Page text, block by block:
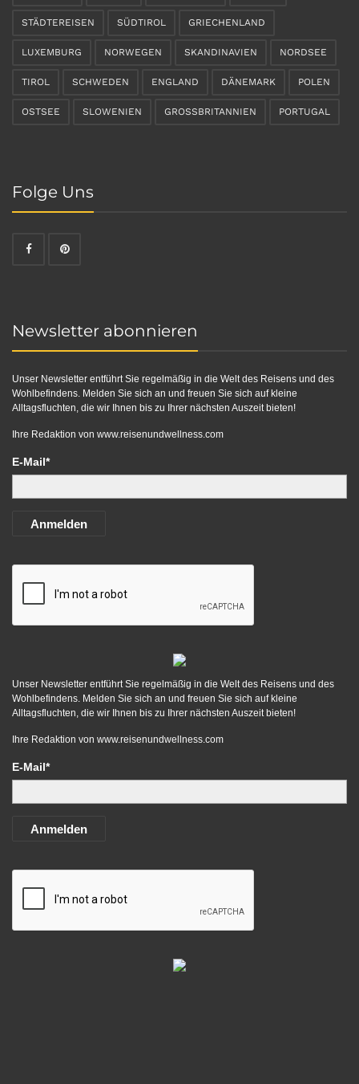
STÄDTEREISEN SÜDTIROL GRIECHENLAND
LUXEMBURG NORWEGEN SKANDINAVIEN NORDSEE
TIROL SCHWEDEN ENGLAND DÄNEMARK POLEN
OSTSEE SLOWENIEN GROSSBRITANNIEN PORTUGAL
Folge Uns
Newsletter abonnieren
Unser Newsletter entführt Sie regelmäßig in die Welt des Reisens und des
Wohlbefindens. Melden Sie sich an und freuen Sie sich auf kleine
Alltagsfluchten, die wir Ihnen bis zu Ihrer nächsten Auszeit bieten!
Ihre Redaktion von www.reisenundwellness.com
E-Mail*
Anmelden
Unser Newsletter entführt Sie regelmäßig in die Welt des Reisens und des
Wohlbefindens. Melden Sie sich an und freuen Sie sich auf kleine
Alltagsfluchten, die wir Ihnen bis zu Ihrer nächsten Auszeit bieten!
Ihre Redaktion von www.reisenundwellness.com
E-Mail*
Anmelden